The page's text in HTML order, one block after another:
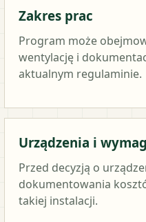
Zakres prac
Program może
wentylację i
aktualnym regulaminie.
Urządzenia i
Przed decyzją o
dokumentowania
takiej instalacji.